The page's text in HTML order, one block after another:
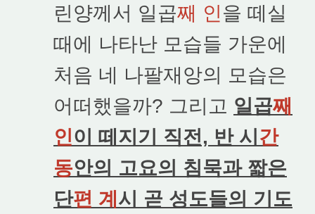
린양께서 일곱째 인을 떼실
때에 나타난 모습들 가운에
처음 네 나팔재앙의 모습은
어떠했을까? 그리고 일곱째
인이 떼지기 직전, 반 시 간
동안의 고요의 침묵과 짧은
단편 계 시 곧 성도들의 기도